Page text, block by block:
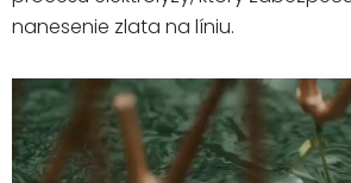
nanesenie zlata na líniu.